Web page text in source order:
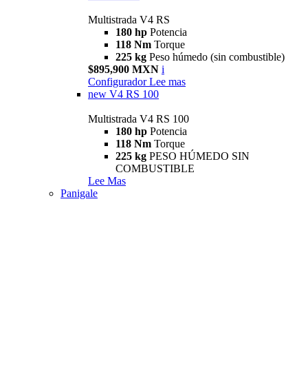
Multistrada V4 RS
180 hp Potencia
118 Nm Torque
225 kg Peso húmedo (sin combustible)
$895,900 MXN i
Configurador Lee mas
new V4 RS 100
Multistrada V4 RS 100
180 hp Potencia
118 Nm Torque
225 kg PESO HÚMEDO SIN
COMBUSTIBLE
Lee Mas
Panigale